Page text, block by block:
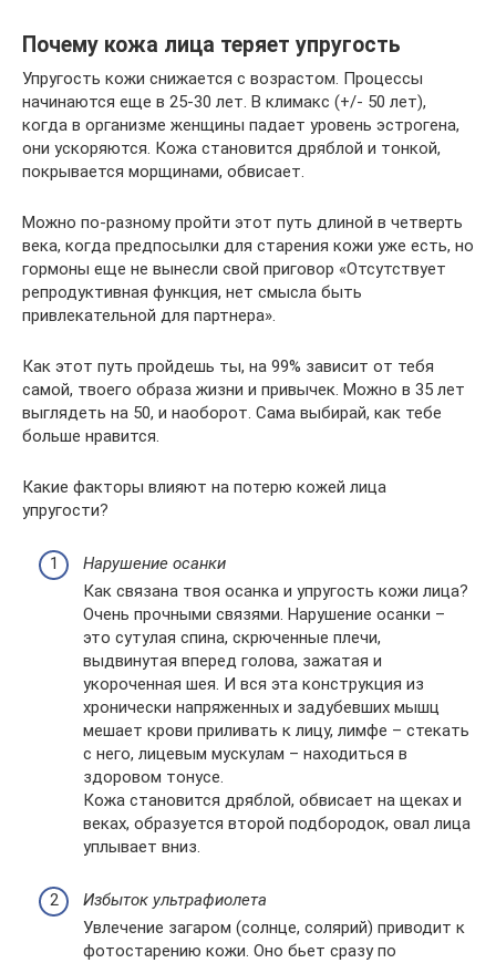
Почему кожа лица теряет упругость
Упругость кожи снижается с возрастом. Процессы
начинаются еще в 25-30 лет. В климакс (+/- 50 лет),
когда в организме женщины падает уровень эстрогена,
они ускоряются. Кожа становится дряблой и тонкой,
покрывается морщинами, обвисает.
Можно по-разному пройти этот путь длиной в четверть
века, когда предпосылки для старения кожи уже есть, но
гормоны еще не вынесли свой приговор «Отсутствует
репродуктивная функция, нет смысла быть
привлекательной для партнера».
Как этот путь пройдешь ты, на 99% зависит от тебя
самой, твоего образа жизни и привычек. Можно в 35 лет
выглядеть на 50, и наоборот. Сама выбирай, как тебе
больше нравится.
Какие факторы влияют на потерю кожей лица
упругости?
Нарушение осанки
Как связана твоя осанка и упругость кожи лица?
Очень прочными связями. Нарушение осанки –
это сутулая спина, скрюченные плечи,
выдвинутая вперед голова, зажатая и
укороченная шея. И вся эта конструкция из
хронически напряженных и задубевших мышц
мешает крови приливать к лицу, лимфе – стекать
с него, лицевым мускулам – находиться в
здоровом тонусе.
Кожа становится дряблой, обвисает на щеках и
веках, образуется второй подбородок, овал лица
уплывает вниз.
Избыток ультрафиолета
Увлечение загаром (солнце, солярий) приводит к
фотостарению кожи. Оно бьет сразу по